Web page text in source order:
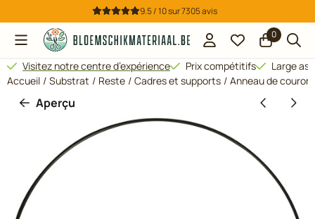
Préférences de cookies disponibles. Choisissez les
9.5 / 10sur7305avis
0
Visitez notre centre d’expérience Prix compétitifs
Large
Accueil / Substrat / Reste / Cadres et supports / Anneau de
Aperçu